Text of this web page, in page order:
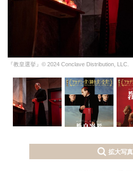
『教皇選挙』© 2024 Conclave Distribution, LLC.
拡大写真